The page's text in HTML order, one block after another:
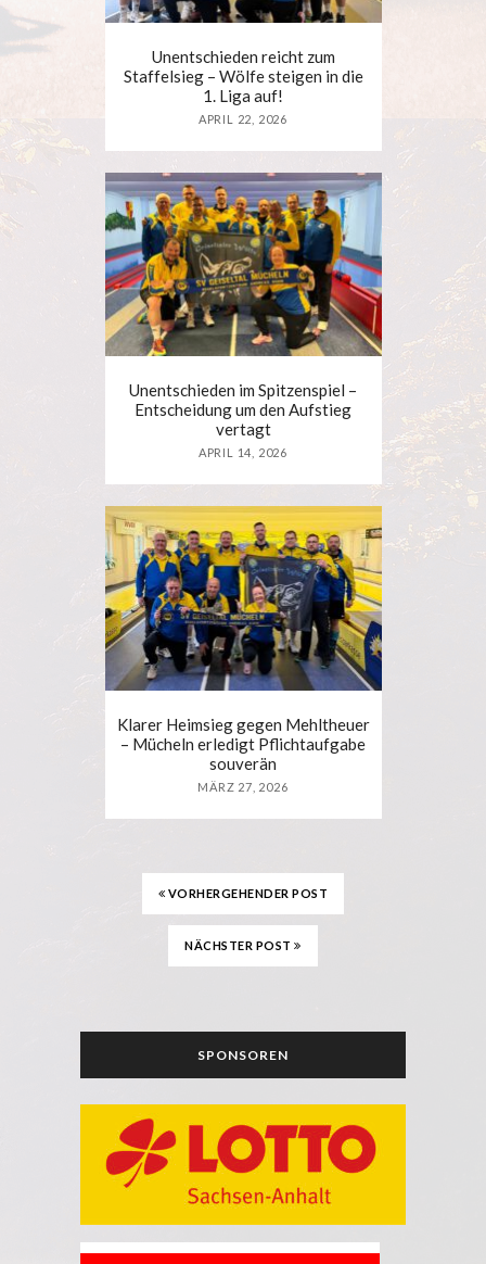
Unentschieden reicht zum
Staffelsieg – Wölfe steigen in die
1. Liga auf!
APRIL 22, 2026
Unentschieden im Spitzenspiel –
Entscheidung um den Aufstieg
vertagt
APRIL 14, 2026
Klarer Heimsieg gegen Mehltheuer
– Mücheln erledigt Pflichtaufgabe
souverän
MÄRZ 27, 2026
VORHERGEHENDER POST
NÄCHSTER POST
SPONSOREN